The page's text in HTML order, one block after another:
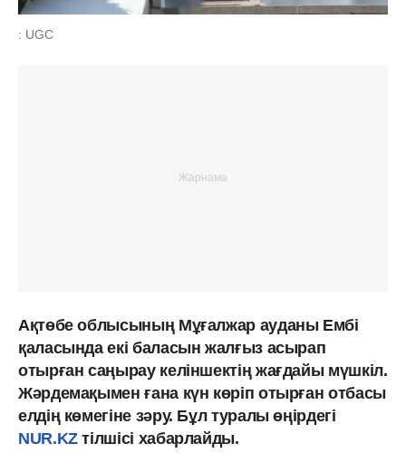
: UGC
Ақтөбе облысының Мұғалжар ауданы Ембі
қаласында екі баласын жалғыз асырап
отырған саңырау келіншектің жағдайы мүшкіл.
Жәрдемақымен ғана күн көріп отырған отбасы
елдің көмегіне зәру. Бұл туралы өңірдегі
NUR.KZтілшісі хабарлайды.